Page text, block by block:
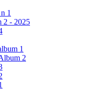
1
2 - 2025
1
2